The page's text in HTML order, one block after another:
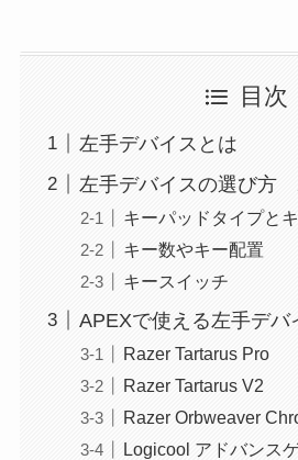
目次
左手デバイスとは
左手デバイスの選び方
キーパッドタイプと
キー数やキー配置
キースイッチ
APEXで使える左手デバ
Razer Tartarus Pro
Razer Tartarus V2
Razer Orbweaver
Logicool アドバンス